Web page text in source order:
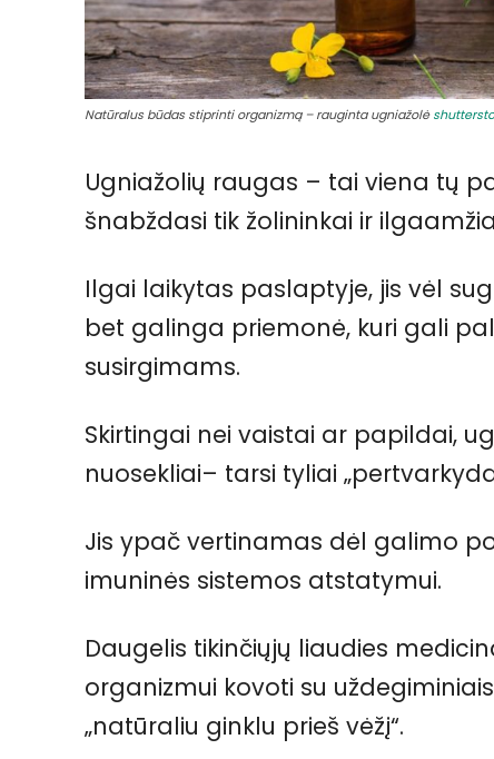
Natūralus būdas stiprinti organizmą – rauginta ugniažolė
Ugniažolių raugas – tai viena tų
šnabždasi tik žolininkai ir
Ilgai laikytas paslaptyje, jis vėl
bet galinga priemonė, kuri gali
susirgimams.
Skirtingai nei vaistai ar papildai,
nuosekliai– tarsi tyliai
Jis ypač vertinamas dėl galimo
imuninės sistemos atstatymui.
Daugelis tikinčiųjų liaudies
organizmui kovoti su
„natūraliu ginklu prieš vėžį“.